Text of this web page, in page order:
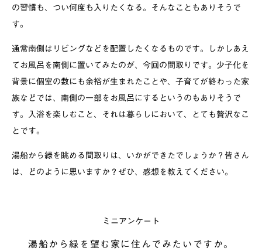
の習慣も、つい何度も入りたくなる。そんなこともありそうで
す。
通常南側はリビングなどを配置したくなるものです。しかしあえ
てお風呂を南側に置いてみたのが、今回の間取りです。少子化を
背景に個室の数にも余裕が生まれたことや、子育てが終わった家
族などでは、南側の一部をお風呂にするというのもありそうで
す。入浴を楽しむこと、それは暮らしにおいて、とても贅沢なこ
とです。
湯船から緑を眺める間取りは、いかができたでしょうか？皆さん
は、どのように思いますか？ぜひ、感想を教えてください。
ミニアンケート
湯船から緑を望む家に住んでみたいですか。